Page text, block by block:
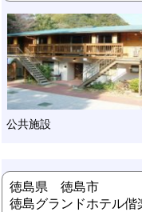
公共施設
徳島県 徳島市
徳島グランドホテル偕